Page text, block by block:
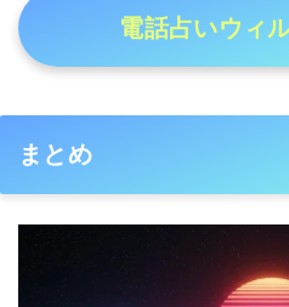
電話占いウィ
まとめ